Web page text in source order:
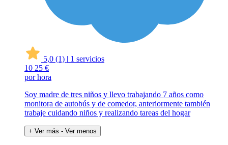
5,0 (1) | 1 servicios
10 25 €
por hora
Soy madre de tres niños y llevo trabajando 7 años como
monitora de autobús y de comedor, anteriormente también
trabaje cuidando niños y realizando tareas del hogar
+ Ver más - Ver menos